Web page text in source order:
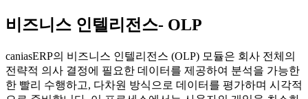
비즈니스 인텔리전스- OLP
caniasERP의 비즈니스 인텔리전스 (OLP) 모듈은 회사 전체의
전략적 의사 결정에 필요한 데이터를 제공하여 분석을 가능한
한 빨리 수행하고, 다차원 방식으로 데이터를 평가하며 시각적